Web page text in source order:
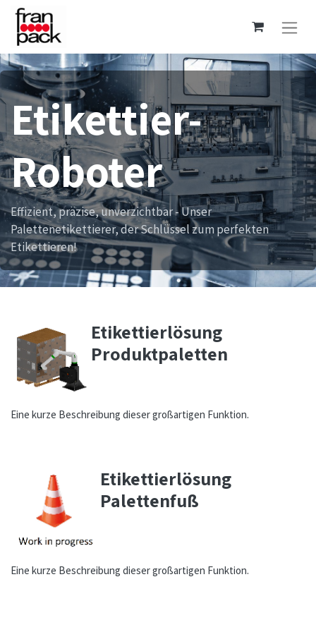
Etikettier-
Roboter
Effizient, präzise, unverzichtbar - Unser
Palettenetikettierer, der Schlüssel zum perfekten
Etikettieren!
Etikettierlösung
Produktpaletten
Eine kurze Beschreibung dieser großartigen Funktion.
Etikettierlösung
Palettenfuß
Eine kurze Beschreibung dieser großartigen Funktion.